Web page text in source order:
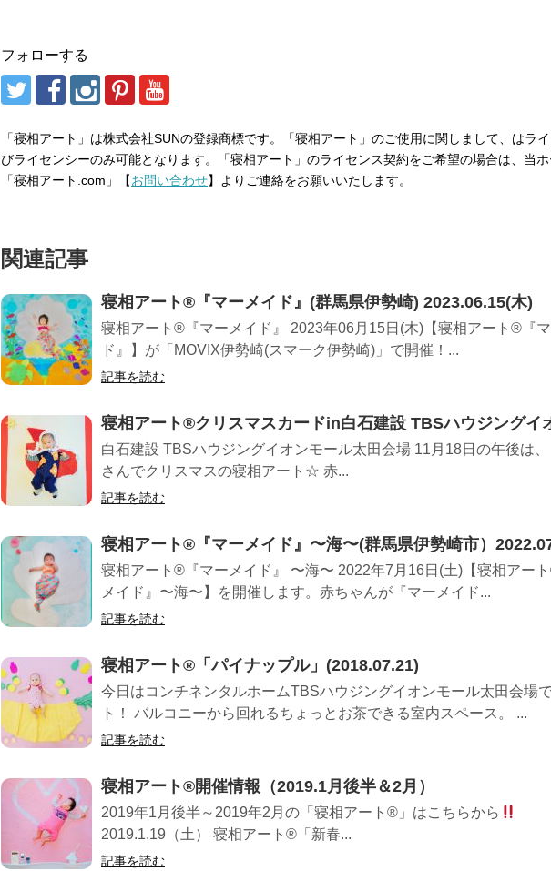
フォローする
「寝相アート」は株式会社SUNの登録商標です。「寝相アート」のご使用に関しまして、はラ
びライセンシーのみ可能となります。「寝相アート」のライセンス契約をご希望の場合は、当
「寝相アート.com」【お問い合わせ】よりご連絡をお願いいたします。
関連記事
寝相アート®︎『マーメイド』(群馬県伊勢崎) 2023.06.15(木)
寝相アート®『マーメイド』 2023年06月15日(木)【寝相アート®︎『
ド』】が「MOVIX伊勢崎(スマーク伊勢崎)」で開催！...
記事を読む
寝相アート®︎クリスマスカードin白石建設 TBSハウジングイ
白石建設 TBSハウジングイオンモール太田会場 11月18日の午後は
さんでクリスマスの寝相アート☆ 赤...
記事を読む
寝相アート®︎『マーメイド』〜海〜(群馬県伊勢崎市）
寝相アート®『マーメイド』 〜海〜 2022年7月16日(土)【寝相アー
メイド』〜海〜】を開催します。赤ちゃんが『マーメイド...
記事を読む
寝相アート®︎「パイナップル」(2018.07.21)
今日はコンチネンタルホームTBSハウジングイオンモール太田会場
ト！ バルコニーから回れるちょっとお茶できる室内スペース。 ...
記事を読む
寝相アート®開催情報（2019.1月後半＆2月）
2019年1月後半～2019年2月の「寝相アート®」はこちらから
2019.1.19（土） 寝相アート®「新春...
記事を読む